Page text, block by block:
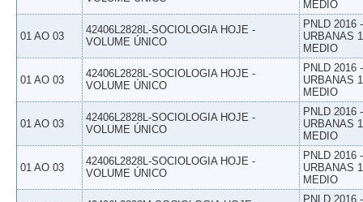
MEDIO
01 AO 03
42406L2828L-SOCIOLOGIA HOJE -
VOLUME ÚNICO
PNLD 2016
URBANAS
MEDIO
01 AO 03
42406L2828L-SOCIOLOGIA HOJE -
VOLUME ÚNICO
PNLD 2016
URBANAS
MEDIO
01 AO 03
42406L2828L-SOCIOLOGIA HOJE -
VOLUME ÚNICO
PNLD 2016
URBANAS
MEDIO
01 AO 03
42406L2828L-SOCIOLOGIA HOJE -
VOLUME ÚNICO
PNLD 2016
URBANAS
MEDIO
PNLD 2016